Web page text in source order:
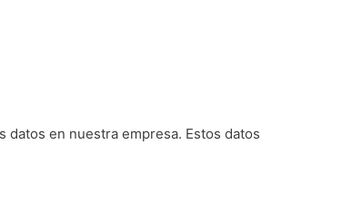
en nuestra empresa. Estos datos